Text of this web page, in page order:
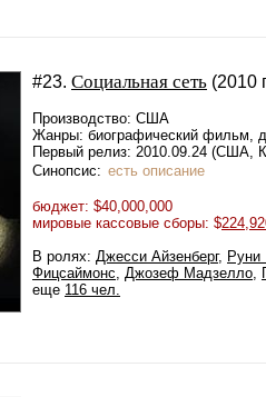
#23. Социальная сеть (2010
Производство: США
Жанры: биографический фильм,
Первый релиз: 2010.09.24 (США,
Синопсис: есть описание
бюджет: $40,000,000
мировые кассовые сборы: $
В ролях: Джесси Айзенберг, Руни
Фицсаймонс, Джозеф Мадзелло,
еще 116 чел.